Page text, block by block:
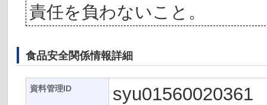
責任を負わないこと。
食品安全関係情報詳細
資料管理ID syu01560020361